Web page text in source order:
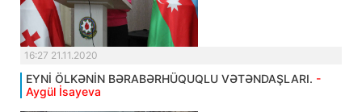
16:27 21.11.2020
EYNİ ÖLKƏNİN BƏRABƏRHÜQUQLU VƏTƏNDAŞLARI. -
Aygül İsayeva